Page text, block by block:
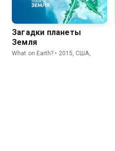
Загадки планеты
Земля
What on Earth? • 2015, США,